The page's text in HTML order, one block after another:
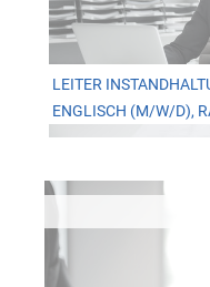
LEITER
ENGLISCH (M/W/D),